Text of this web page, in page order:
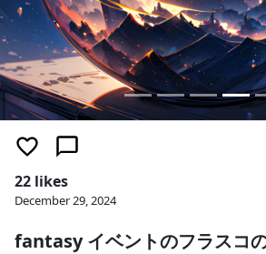
22 likes
December 29, 2024
fantasy イベントのフラスコ